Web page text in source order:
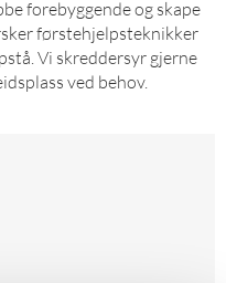
forebyggende og skape
førstehjelpsteknikker
Vi skreddersyr gjerne
ved behov.